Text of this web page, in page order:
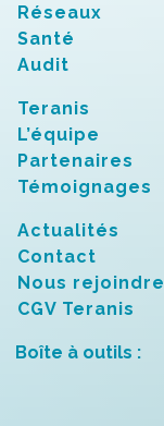
Réseaux
Santé
Audit
Teranis
L’équipe
Partenaires
Témoignages
Actualités
Contact
Nous rejoindre
CGV Teranis
Boîte à outils :